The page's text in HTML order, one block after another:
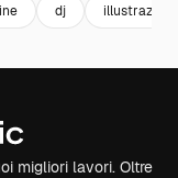
dj illustrazioni
migliori lavori. Oltre